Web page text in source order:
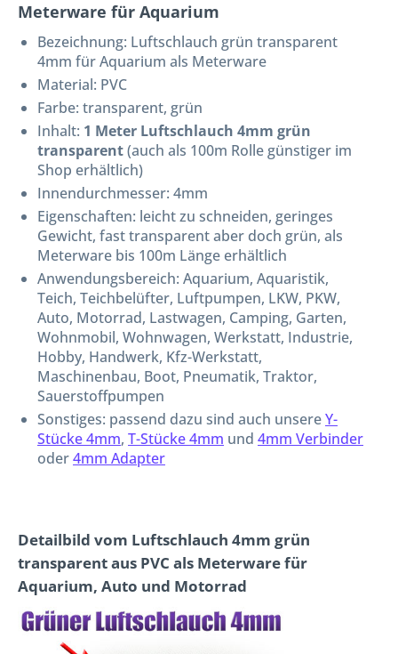
Meterware für Aquarium
Bezeichnung: Luftschlauch grün transparent
4mm für Aquarium als Meterware
Material: PVC
Farbe: transparent, grün
Inhalt: 1 Meter Luftschlauch 4mm grün
transparent(auch als 100m Rolle günstiger im
Shop erhältlich)
Innendurchmesser: 4mm
Eigenschaften: leicht zu schneiden, geringes
Gewicht, fast transparent aber doch grün, als
Meterware bis 100m Länge erhältlich
Anwendungsbereich: Aquarium, Aquaristik,
Teich, Teichbelüfter, Luftpumpen, LKW, PKW,
Auto, Motorrad, Lastwagen, Camping, Garten,
Wohnmobil, Wohnwagen, Werkstatt, Industrie,
Hobby, Handwerk, Kfz-Werkstatt,
Maschinenbau, Boot, Pneumatik, Traktor,
Sauerstoffpumpen
Sonstiges: passend dazu sind auch unsereY-
Stücke 4mm, T-Stücke 4mm und 4mm Verbinder
oder4mm Adapter
Detailbild vom Luftschlauch 4mm grün
transparent aus PVC als Meterware für
Aquarium, Auto und Motorrad